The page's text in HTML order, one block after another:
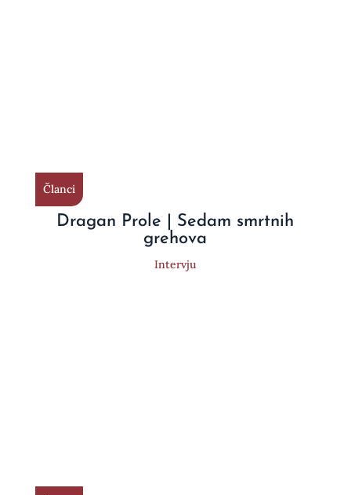
Članci
Dragan Prole | Sedam smrtnih
grehova
Intervju